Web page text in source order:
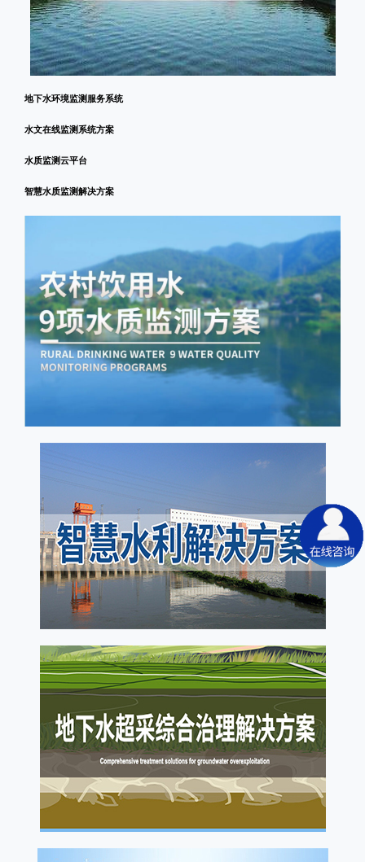
地下水环境监测服务系统
水文在线监测系统方案
水质监测云平台
智慧水质监测解决方案